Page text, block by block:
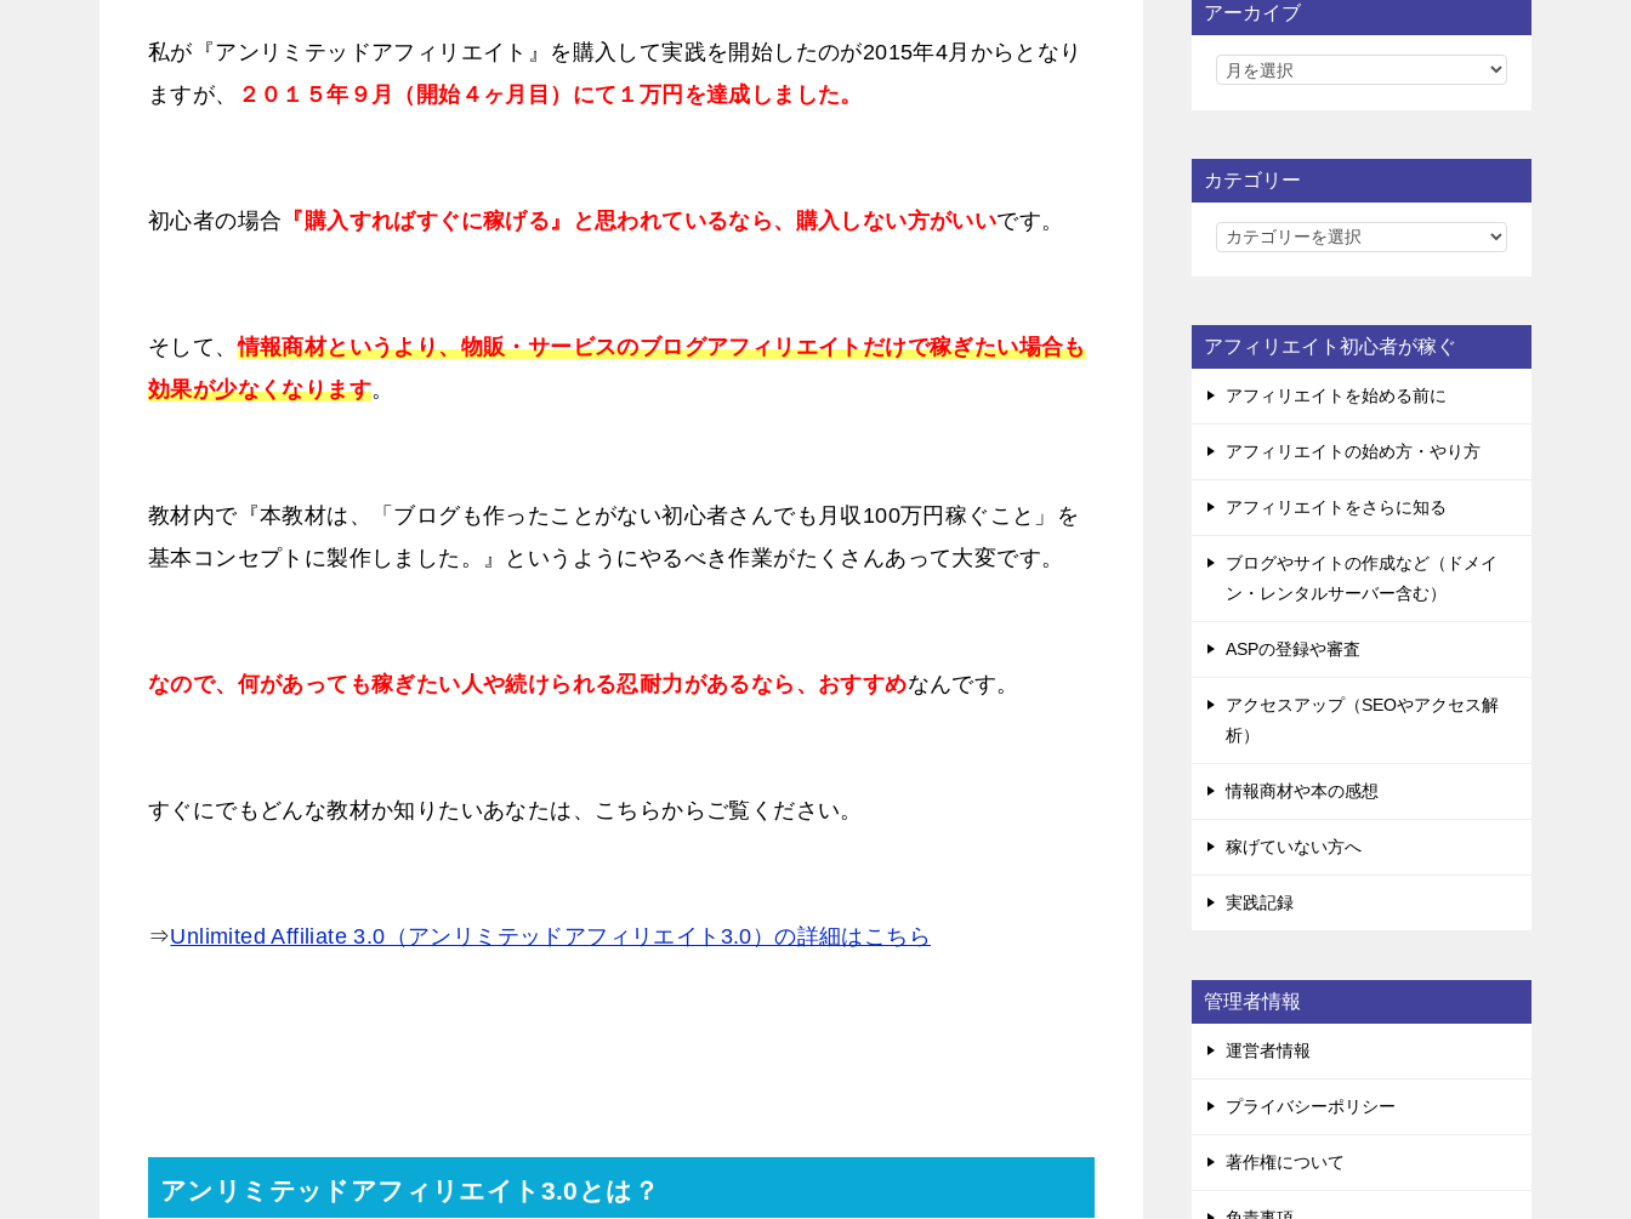
私が『アンリミテッドアフィリエイト』を購入して実践を開始したのが2015年4月からとなり
ますが、
２０１５年９月（開始４ヶ月目）にて１万円を達成しました。
初心者の場合 『購入すればすぐに稼げる』と思われているなら、購入しない方がいいです。
そして、情報商材というより、物販・サービスのブログアフィリエイトだけで稼ぎたい場合も
効果が少なくなります。
教材内で『本教材は、「ブログも作ったことがない初心者さんでも月収100万円稼ぐこと」を
基本コンセプトに製作しました。』というようにやるべき作業がたくさんあって大変です。
なので、何があっても稼ぎたい人や続けられる忍耐力があるなら、おすすめなんです。
すぐにでもどんな教材か知りたいあなたは、こちらからご覧ください。
⇒Unlimited Affiliate 3.0（アンリミテッドアフィリエイト3.0）の詳細はこちら
アンリミテッドアフィリエイト3.0とは？
アーカイブ
カテゴリー
カ
リ
ー
アフィリエイト初心者が稼ぐ
アフィリエイトを始める前に
アフィリエイトの始め方・やり方
アフィリエイトをさらに知る
ブログやサイトの作成など（ドメイ
ン・レンタルサーバー含む）
ASPの登録や審査
アクセスアップ（SEOやアクセス解
析）
情報商材や本の感想
稼げていない方へ
実践記録
管理者情報
運営者情報
プライバシーポリシー
著作権について